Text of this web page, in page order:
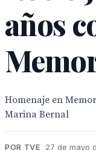
años
Homenaje en
Marina Bernal
POR TVE 27 de mayo